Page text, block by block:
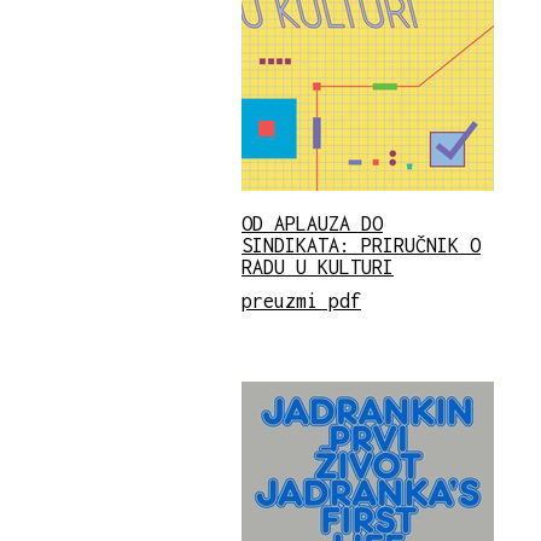
OD APLAUZA DO
SINDIKATA: PRIRUČNIK O
RADU U KULTURI
preuzmi pdf